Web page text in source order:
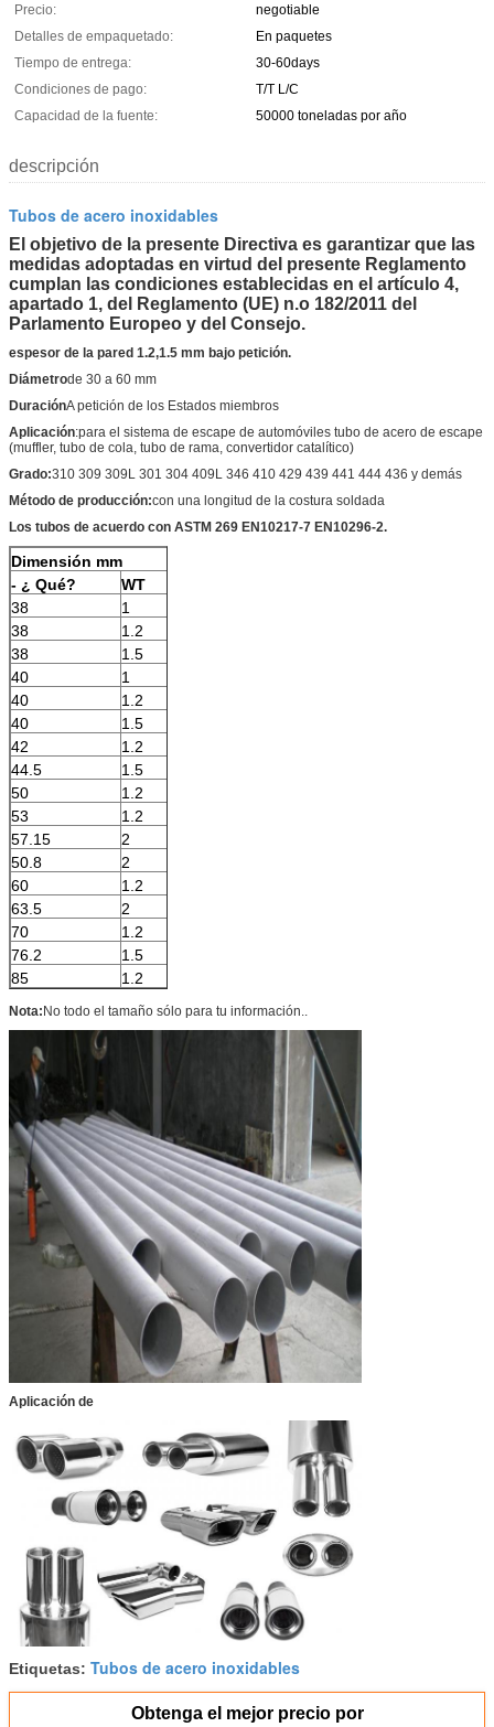
Precio:
negotiable
Detalles de empaquetado:
En paquetes
Tiempo de entrega:
30-60days
Condiciones de pago:
T/T L/C
Capacidad de la fuente:
50000 toneladas por año
descripción
Tubos de acero inoxidables
El objetivo de la presente Directiva es garantizar que las
medidas adoptadas en virtud del presente Reglamento
cumplan las condiciones establecidas en el artículo 4,
apartado 1, del Reglamento (UE) n.o 182/2011 del
Parlamento Europeo y del Consejo.
espesor de la pared 1.2,1.5 mm bajo petición.
Diámetrode 30 a 60 mm
DuraciónA petición de los Estados miembros
Aplicación:para el sistema de escape de automóviles tubo de acero de escape
(muffler, tubo de cola, tubo de rama, convertidor catalítico)
Grado:310 309 309L 301 304 409L 346 410 429 439 441 444 436 y demás
Método de producción:con una longitud de la costura soldada
Los tubos de acuerdo con ASTM 269 EN10217-7 EN10296-2.
Dimensión mm
- ¿ Qué?
WT
38
1
38
1.2
38
1.5
40
1
40
1.2
40
1.5
42
1.2
44.5
1.5
50
1.2
53
1.2
57.15
2
50.8
2
60
1.2
63.5
2
70
1.2
76.2
1.5
85
1.2
Nota:No todo el tamaño sólo para tu información..
Aplicación de
Etiquetas: Tubos de acero inoxidables
Obtenga el mejor precio por